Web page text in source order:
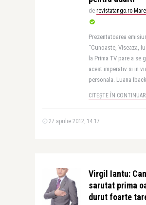
de revistatango.ro
Prezentatoarea
“Cunoaste, Viseaza,
la Prima TV pare a se
acest imperativ si in
personala. Luana
CITEȘTE ÎN
27 aprilie 2012, 14:17
Virgil Iantu:
sarutat prima
durut foarte